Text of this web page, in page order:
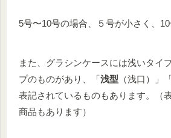
5号〜10号の場合、５号が小さく、10
また、グラシンケースには浅いタイ
プのものがあり、「浅型 （浅口）」
表記されているものもあります。（
商品もあります）